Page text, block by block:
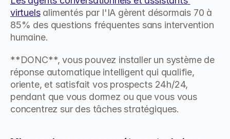
virtuels alimentés par l'IA gèrent désormais 70 à
85% des questions fréquentes sans intervention
humaine.
**DONC**, vous pouvez installer un système de
réponse automatique intelligent qui qualifie,
oriente, et satisfait vos prospects 24h/24,
pendant que vous dormez ou que vous vous
concentrez sur des tâches stratégiques.